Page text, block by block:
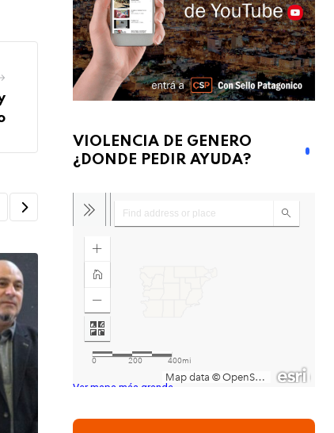
VIOLENCIA DE GENERO
¿DONDE PEDIR AYUDA?
Ver mapa más grande